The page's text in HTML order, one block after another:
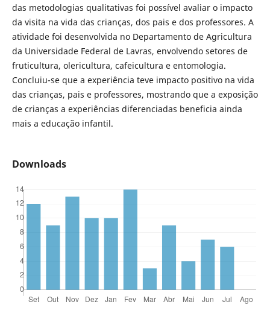
das metodologias qualitativas foi possível avaliar o impacto
da visita na vida das crianças, dos pais e dos professores. A
atividade foi desenvolvida no Departamento de Agricultura
da Universidade Federal de Lavras, envolvendo setores de
fruticultura, olericultura, cafeicultura e entomologia.
Concluiu-se que a experiência teve impacto positivo na vida
das crianças, pais e professores, mostrando que a exposição
de crianças a experiências diferenciadas beneficia ainda
mais a educação infantil.
Downloads